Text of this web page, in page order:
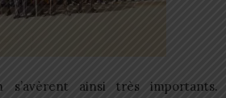
s’avèrent ainsi très importants.